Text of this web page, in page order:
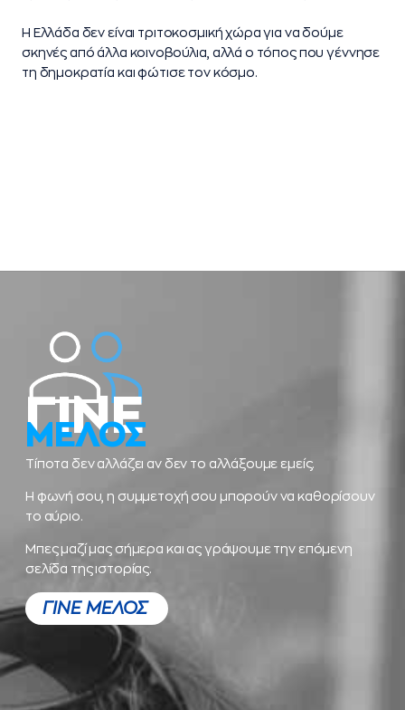
Η Ελλάδα δεν είναι τριτοκοσμική χώρα για να δούμε
σκηνές από άλλα κοινοβούλια, αλλά ο τόπος που γέννησε
τη δημοκρατία και φώτισε τον κόσμο.
ΓΙΝΕ
ΜΕΛΟΣ
Τίποτα δεν αλλάζει αν δεν το αλλάξουμε εμείς.
Η φωνή σου, η συμμετοχή σου μπορούν να καθορίσουν
το αύριο.
Μπες μαζί μας σήμερα και ας γράψουμε την επόμενη
σελίδα της ιστορίας.
ΓΙΝΕ ΜΕΛΟΣ